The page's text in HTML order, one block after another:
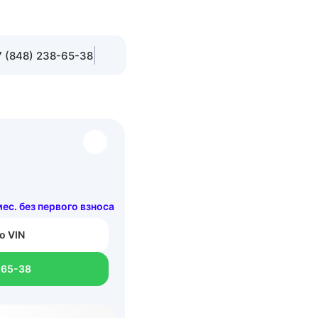
(848) 238-65-38
без первого взноса
VIN
38